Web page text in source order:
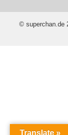
© superchan.de
Translate »